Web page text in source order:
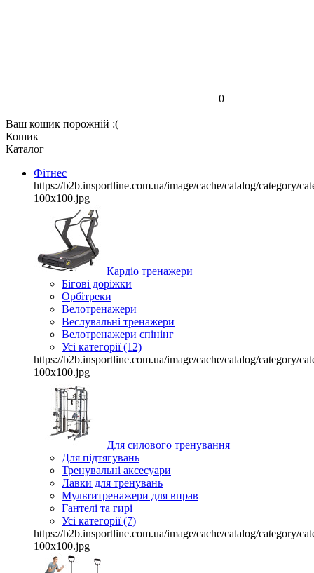
0
Ваш кошик порожній :(
Кошик
Каталог
Фітнес
https://b2b.insportline.com.ua/image/cache/catalog/category/
100x100.jpg
Кардіо тренажери
Бігові доріжки
Орбітреки
Велотренажери
Веслувальні тренажери
Велотренажери спінінг
Усі категорії (12)
https://b2b.insportline.com.ua/image/cache/catalog/category/
100x100.jpg
Для силового тренування
Для підтягувань
Тренувальні аксесуари
Лавки для тренувань
Мультитренажери для вправ
Гантелі та гирі
Усі категорії (7)
https://b2b.insportline.com.ua/image/cache/catalog/category/
100x100.jpg